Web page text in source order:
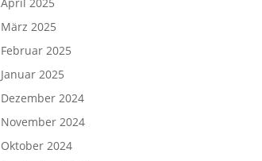
März 2025
Februar 2025
Januar 2025
Dezember 2024
November 2024
Oktober 2024